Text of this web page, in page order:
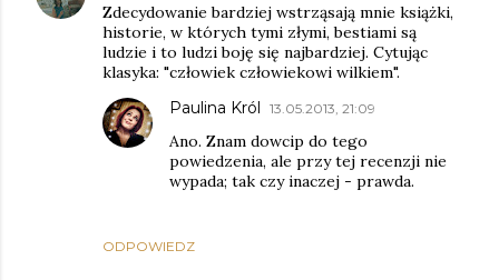
Zdecydowanie bardziej wstrząsają mnie książki,
historie, w których tymi złymi, bestiami są
ludzie i to ludzi boję się najbardziej. Cytując
klasyka: "człowiek człowiekowi wilkiem".
ODPOWIEDZ
Paulina Król 13.05.2013, 21:09
Ano. Znam dowcip do tego
powiedzenia, ale przy tej recenzji nie
wypada; tak czy inaczej - prawda.